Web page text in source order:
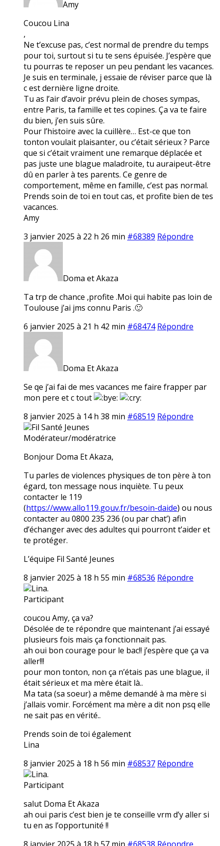
Amy
Coucou Lina
,
Ne t’excuse pas, c’est normal de prendre du temps
pour toi, surtout si tu te sens épuisée. J’espère que
tu pourras te reposer un peu pendant les vacances.
Je suis en terminale, j essaie de réviser parce que là
c est dernière ligne droite.
Tu as l’air d’avoir prévu plein de choses sympas,
entre Paris, ta famille et tes copines. Ça va te faire
du bien, j’en suis sûre.
Pour l’histoire avec la cuillère… Est-ce que ton
tonton voulait plaisanter, ou c’était sérieux ? Parce
que si c’était vraiment une remarque déplacée et
pas juste une blague maladroite, tu auraipeut-être
dû en parler à tes parents. Ce genre de
comportement, même en famille, c’est pas normal.
Prends soin de toi en tout cas, et profite bien de tes
vacances.
Amy
3 janvier 2025 à 22 h 26 min #68389 Répondre
Doma et Akaza
Ta trp de chance ,profite .Moi qui habite pas loin de
Toulouse j’ai jms connu Paris .🙂
6 janvier 2025 à 21 h 42 min #68474 Répondre
Doma Et Akaza
Se qe j’ai fai de mes vacances me faire frapper par
mon pere et c tout
8 janvier 2025 à 14 h 38 min #68519 Répondre
Fil Santé Jeunes
Modérateur/modératrice
Bonjour Doma Et Akaza,
Tu parles de violences physiques de ton père à ton
égard, ton message nous inquiète. Tu peux
contacter le 119
(https://www.allo119.gouv.fr/besoin-daide) ou nous
contacter au 0800 235 236 (ou par chat’) afin
d’échanger avec des adultes qui pourront t’aider et
te protéger.
L’équipe Fil Santé Jeunes
8 janvier 2025 à 18 h 55 min #68536 Répondre
Lina.
Participant
coucou Amy, ça va?
Désolée de te répondre que maintenant j’ai essayé
plusieurs fois mais ça fonctionnait pas.
ah oui bon courage pour le bac!! j’espère que ça va
aller!!!
pour mon tonton, non ça n’étais pas une blague, il
était sérieux et ma mère était là..
Ma tata (sa soeur) a même demandé à ma mère si
j’allais vomir. Forcément ma mère a dit non psq elle
ne sait pas en vérité..
Prends soin de toi également
Lina
8 janvier 2025 à 18 h 56 min #68537 Répondre
Lina.
Participant
salut Doma Et Akaza
ah oui paris c’est bien je te conseille vrm d’y aller si
tu en as l’opportunité !!